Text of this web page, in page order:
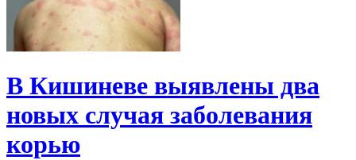
В Кишиневе выявлены два
новых случая заболевания
корью